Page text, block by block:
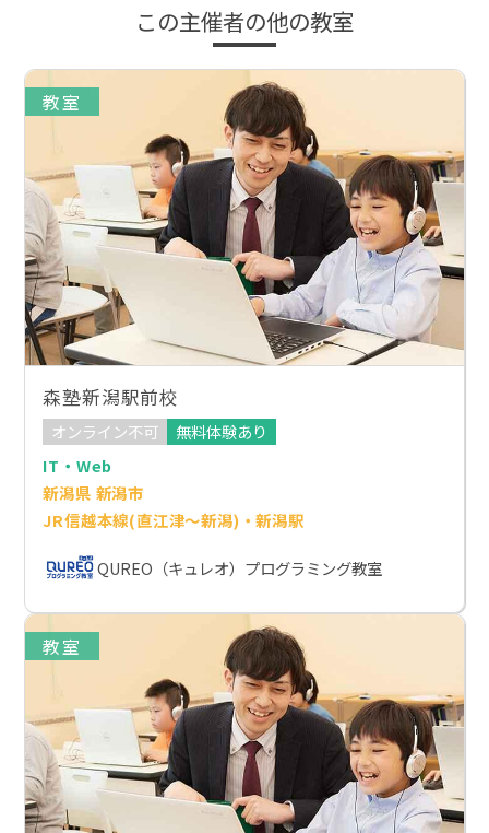
この主催者の他の教室
教室
森塾新潟駅前校
オンライン不可
無料体験あり
IT・Web
新潟県 新潟市
JR信越本線(直江津～新潟)・新潟駅
QUREO（キュレオ）プログラミング教室
教室